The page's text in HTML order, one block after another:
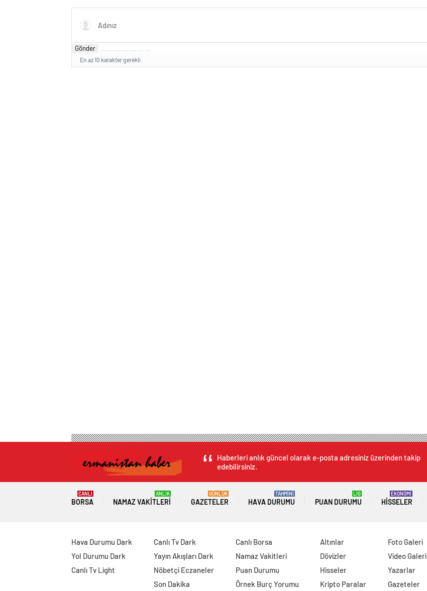
reklamı soruşturması…
Gönder
En az 10 karakter gerekli
Haberleri anlık güncel olarak e-posta adresiniz üzerinden takip
edebilirsiniz.
BORSA
CANLI
NAMAZ VAKITLERI
ANLIK
GAZETELER
GÜNLÜK
HAVA DURUMU
TAHMİNİ
PUAN DURUMU
LİG
HISSELER
EKONOMİ
Hava Durumu Dark
Yol Durumu Dark
Canlı Tv Light
Canlı Tv Dark
Yayın Akışları Dark
Nöbetçi Eczaneler
Son Dakika
Canlı Borsa
Namaz Vakitleri
Puan Durumu
Örnek Burç Yorumu
Altınlar
Dövizler
Hisseler
Kripto Paralar
Foto Galeri
Video Galeri
Yazarlar
Gazeteler